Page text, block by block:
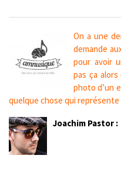
On a une
demande
pour avoir
pas ça
photo d’un
quelque chose qui représente
Joachim Pastor :